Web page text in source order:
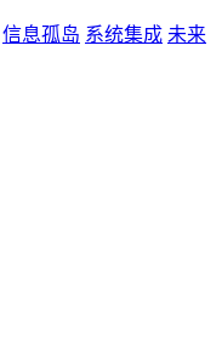
信息孤岛 系统集成 未来